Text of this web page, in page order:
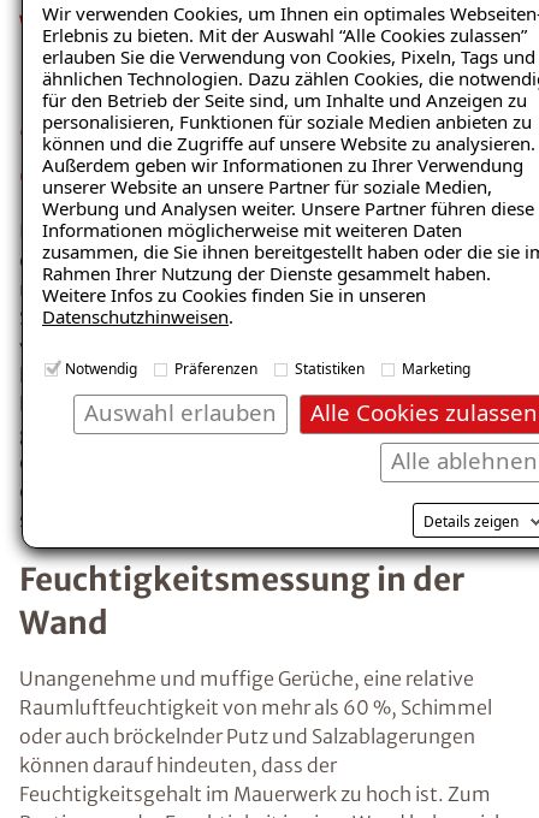
Wir verwenden Cookies, um Ihnen ein optimales
Erlebnis zu bieten. Mit der Auswahl “Alle Cookies zulassen”
erlauben Sie die Verwendung von Cookies, Pixeln, Tags und
ähnlichen Technologien. Dazu zählen Cookies, die
für den Betrieb der Seite sind, um Inhalte und Anzeigen zu
personalisieren, Funktionen für soziale Medien anbieten zu
können und die Zugriffe auf unsere Website zu analysieren.
Außerdem geben wir Informationen zu Ihrer Verwendung
unserer Website an unsere Partner für soziale Medien,
Werbung und Analysen weiter. Unsere Partner führen diese
Informationen möglicherweise mit weiteren Daten
zusammen, die Sie ihnen bereitgestellt haben oder die sie
Rahmen Ihrer Nutzung der Dienste gesammelt haben.
Weitere Infos zu Cookies finden Sie in unseren
Datenschutzhinweisen.
Notwendig Präferenzen Statistiken Marketing
Alle Cookies zulassen
Auswahl erlauben
Alle ablehnen
Details zeigen
Ein falsches Lüftungs- und/oder
Heizungsverhaltenoder auch eine schlechte
Wärmedämmung können dazu führen, dass
die Feuchtigkeit, die beispielsweise beim
Duschen, Kochen oder auch über die Atemluft
in die Raumluft übergeht, an den kühleren
Wänden oder der Decke kondensiert. Ein erstes
Anzeichen für übermäßige Feuchtigkeit ist
Richtiges Heizen und Lüften minimiert das
Risiko derEntstehung von Kondenswasser
und feuchten Wänden.
Wie kann man
Feuchtigkeitsprobleme
ausfindig machen und
effektiv beheben?
Insbesondere nach einem größeren
Wasserschaden ist es erforderlich, die
betroffenen Räume so schnell wie möglich
trockenzulegen, um der Entstehung von
Schimmel und weiteren Feuchtigkeitsschäden